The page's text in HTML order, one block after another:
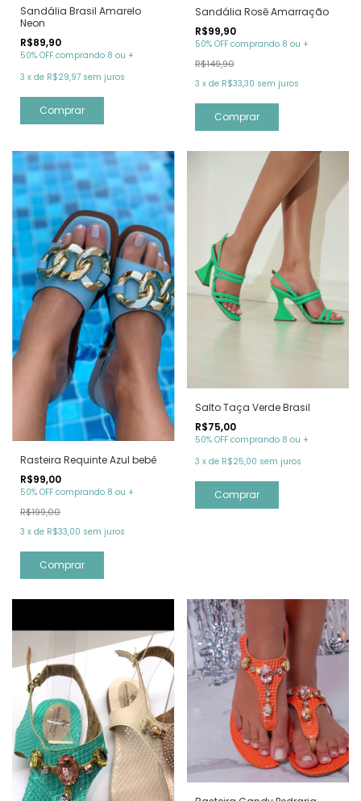
Sandália Brasil Amarelo
Neon
R$89,90
50% OFF comprando 8 ou +
3 x de R$29,97 sem juros
Comprar
Sandália Rosē Amarração
R$99,90
50% OFF comprando 8 ou +
R$149,90
3 x de R$33,30 sem juros
Comprar
Rasteira Requinte Azul bebê
R$99,00
50% OFF comprando 8 ou +
R$199,00
3 x de R$33,00 sem juros
Comprar
Salto Taça Verde Brasil
R$75,00
50% OFF comprando 8 ou +
3 x de R$25,00 sem juros
Comprar